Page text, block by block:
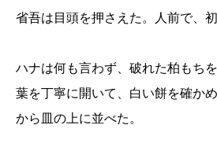
省吾は目頭を押さえた。人前で、
ハナは何も言わず、破れた柏もち
葉を丁寧に開いて、白い餅を確か
から皿の上に並べた。